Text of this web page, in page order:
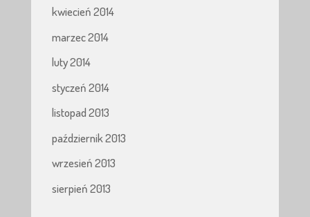
kwiecień 2014
marzec 2014
luty 2014
styczeń 2014
listopad 2013
październik 2013
wrzesień 2013
sierpień 2013